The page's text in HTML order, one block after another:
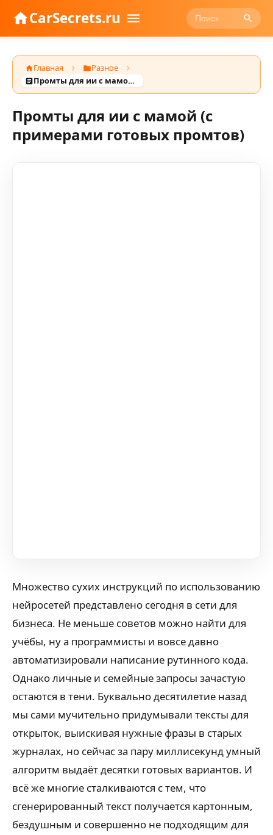
CarSecrets.ru
Главная
Разное
Промты для ии с мамой (с примерами готовых промтов)
Промты для ии с мамой (с
примерами готовых промтов)
Множество сухих инструкций по использованию
нейросетей представлено сегодня в сети для
бизнеса. Не меньше советов можно найти для
учёбы, ну а программисты и вовсе давно
автоматизировали написание рутинного кода.
Однако личные и семейные запросы зачастую
остаются в тени. Буквально десятилетие назад
мы сами мучительно придумывали тексты для
открыток, выискивая нужные фразы в старых
журналах, но сейчас за пару миллисекунд умный
алгоритм выдаёт десятки готовых вариантов. И
всё же многие сталкиваются с тем, что
сгенерированный текст получается картонным,
бездушным и совершенно не подходящим для